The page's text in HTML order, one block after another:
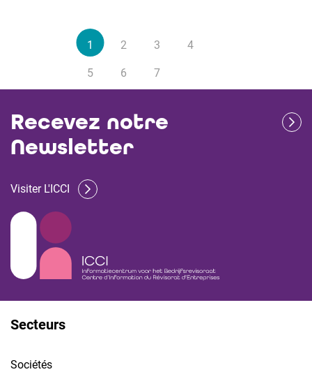
1 2 3 4
5 6 7
Recevez notre
Newsletter
Visiter L'ICCI
Secteurs
Sociétés